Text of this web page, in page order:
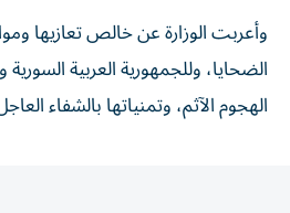
وأعربت الوزارة عن خالص تعازيها
الضحايا، وللجمهورية العربية
الهجوم الآثم، وتمنياتها بالشفاء